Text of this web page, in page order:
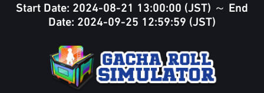
Start Date: 2024-08-21 13:00:00 (JST) ～ End
Date: 2024-09-25 12:59:59 (JST)